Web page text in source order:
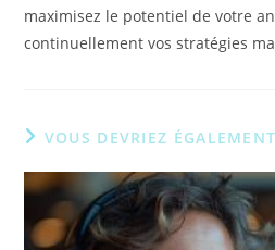
maximisez le potentiel de votre
continuellement vos stratégies
VOUS DEVRIEZ